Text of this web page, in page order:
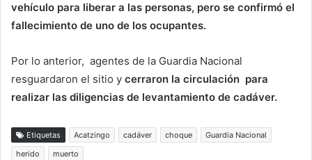
vehículo para liberar a las personas, pero se confirmó el
fallecimiento de uno de los ocupantes.
Por lo anterior, agentes de la Guardia Nacional
resguardaron el sitio y cerraron la circulación para
realizar las diligencias de levantamiento de cadáver.
Etiquetas Acatzingo cadáver choque
Guardia Nacional
herido
muerto